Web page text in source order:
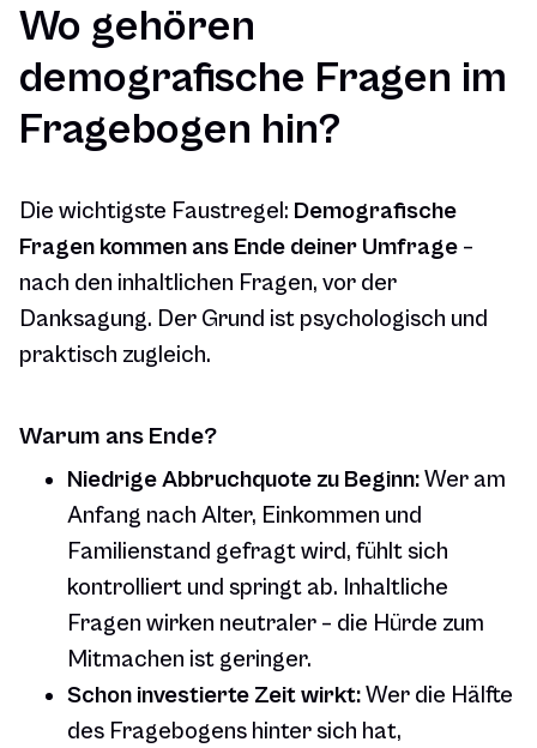
Wo gehören
demografische Fragen im
Fragebogen hin?
Die wichtigste Faustregel: Demografische
Fragen kommen ans Ende deiner Umfrage –
nach den inhaltlichen Fragen, vor der
Danksagung. Der Grund ist psychologisch und
praktisch zugleich.
Warum ans Ende?
Niedrige Abbruchquote zu Beginn:Wer am
Anfang nach Alter, Einkommen und
Familienstand gefragt wird, fühlt sich
kontrolliert und springt ab. Inhaltliche
Fragen wirken neutraler – die Hürde zum
Mitmachen ist geringer.
Schon investierte Zeit wirkt:Wer die Hälfte
des Fragebogens hinter sich hat,